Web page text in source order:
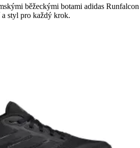
běžeckými botami adidas Runfalcon
styl pro každý krok.